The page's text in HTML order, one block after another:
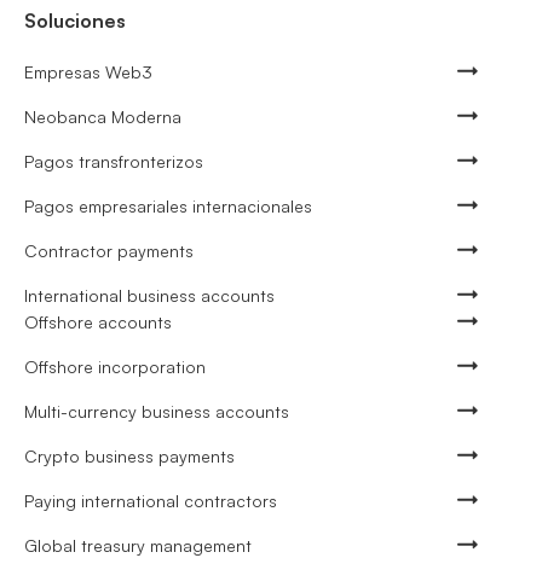
Soluciones
Empresas Web3
Neobanca Moderna
Pagos transfronterizos
Pagos empresariales internacionales
Contractor payments
International business accounts
Offshore accounts
Offshore incorporation
Multi-currency business accounts
Crypto business payments
Paying international contractors
Global treasury management